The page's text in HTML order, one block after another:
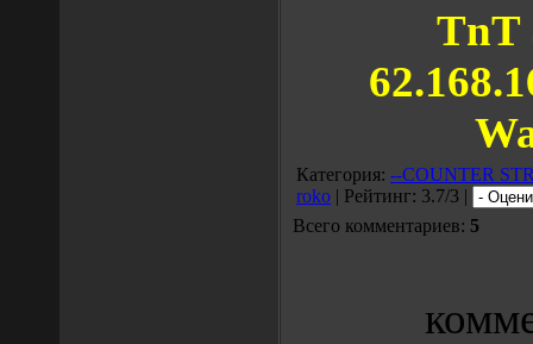
TnT
Категория: --COUNTER
roko | Рейтинг: 3.7/3 |
Всего комментариев: 5